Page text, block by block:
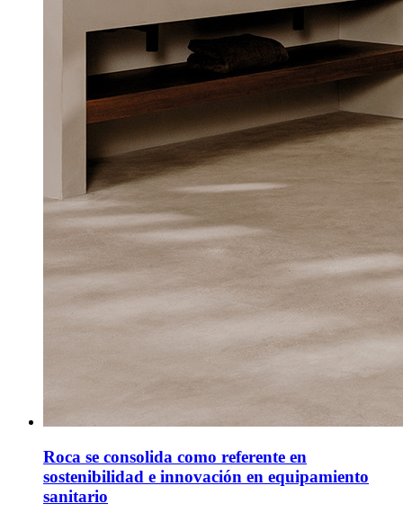
Roca se consolida como referente en
sostenibilidad e innovación en equipamiento
sanitario